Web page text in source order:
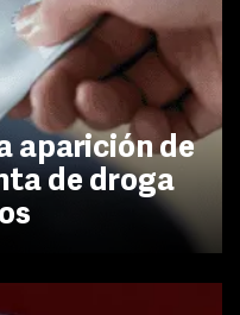
aparición de
de droga